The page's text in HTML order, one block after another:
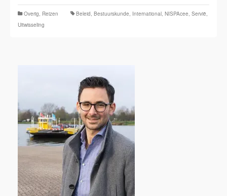
Overig, Reizen Beleid, Bestuurskunde, International, NISPAcee, Servië,
Uitwisseling